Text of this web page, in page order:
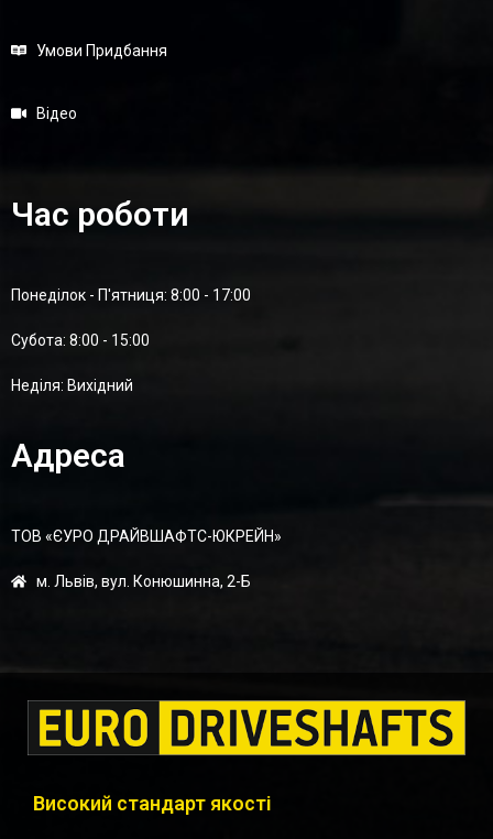
Умови Придбання
Відео
Час роботи
Понеділок - П'ятниця: 8:00 - 17:00
Суботa: 8:00 - 15:00
Неділя: Вихідний
Адреса
ТОВ «ЄУРО ДРАЙВШАФТC-ЮКРЕЙН»
м. Львів, вул. Конюшинна, 2-Б
Високий стандарт якості